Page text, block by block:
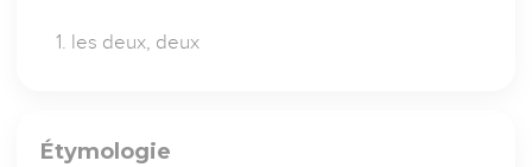
les deux, deux
Étymologie